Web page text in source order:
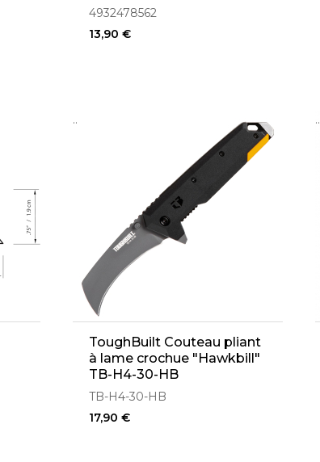
4932478562
13,90 €
..
ToughBuilt Couteau pliant
à lame crochue "Hawkbill"
TB-H4-30-HB
TB-H4-30-HB
17,90 €
..